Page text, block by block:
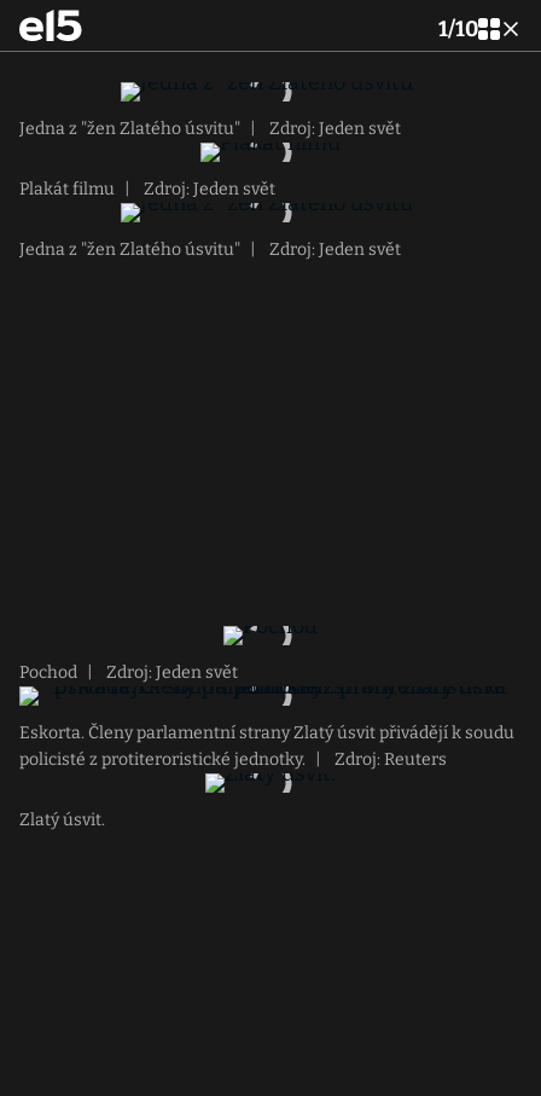
1/10
Jedna z "žen Zlatého úsvitu" Zdroj: Jeden svět
Plakát filmu Zdroj: Jeden svět
Jedna z "žen Zlatého úsvitu" Zdroj: Jeden svět
Pochod Zdroj: Jeden svět
Eskorta. Členy parlamentní strany Zlatý úsvit přivádějí k soudu
policisté z protiteroristické jednotky.
Zdroj: Reuters
Zlatý úsvit.